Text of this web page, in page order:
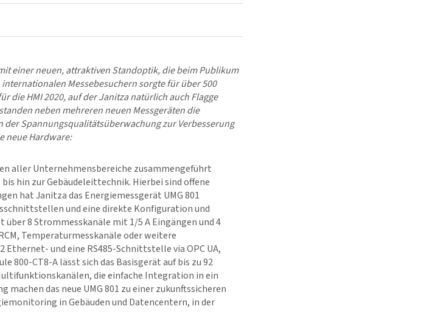
einer neuen, attraktiven Standoptik, die beim Publikum
Messebesuchern sorgte für über 500
die HMI 2020, auf der Janitza natürlich auch Flagge
neben mehreren neuen Messgeräten die
der Spannungsqualitätsüberwachung zur Verbesserung
neue Hardware:
aller Unternehmensbereiche zusammengeführt
hin zur Gebäudeleittechnik. Hierbei sind offene
hat Janitza das Energiemessgerät UMG 801
und eine direkte Konfiguration und
über 8 Strommesskanäle mit 1/5 A Eingängen und 4
Temperaturmesskanäle oder weitere
und eine RS485-Schnittstelle via OPC UA,
800-CT8-A lässt sich das Basisgerät auf bis zu 92
die einfache Integration in ein
das neue UMG 801 zu einer zukunftssicheren
in Gebäuden und Datencentern, in der